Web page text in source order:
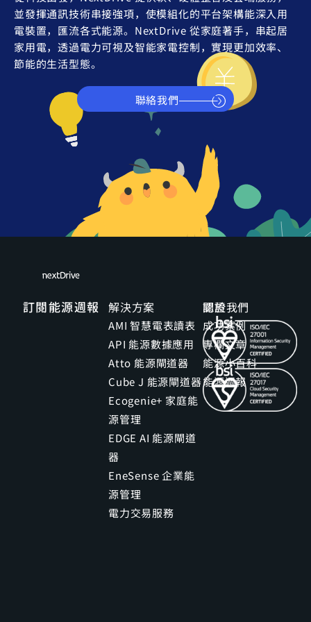
並發揮通訊技術串接強項，使模組化的平台架構能深入用
電裝置，匯流各式能源。NextDrive 從家庭著手，串起居
家用電，透過電力可視及智能家電控制，實現更加效率、
節能的生活型態。
聯絡我們
訂閱能源週報 解決方案
AMI 智慧電表讀表
API 能源數據應用
Atto 能源閘道器
Cube J 能源閘道器
Ecogenie+ 家庭能
源管理
EDGE AI 能源閘道
器
EneSense 企業能
源管理
電力交易服務
關於我們
成功案例
專欄文章
能源小百科
能源週報
認證